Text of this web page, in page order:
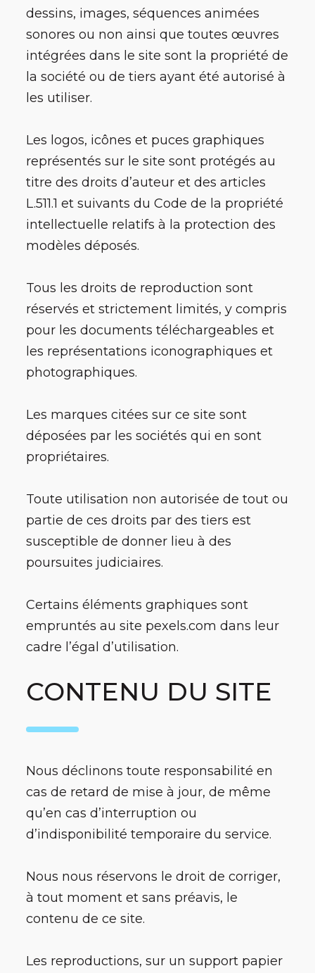
dessins, images, séquences animées
sonores ou non ainsi que toutes œuvres
intégrées dans le site sont la propriété de
la société ou de tiers ayant été autorisé à
les utiliser.
Les logos, icônes et puces graphiques
représentés sur le site sont protégés au
titre des droits d’auteur et des articles
L.511.1 et suivants du Code de la propriété
intellectuelle relatifs à la protection des
modèles déposés.
Tous les droits de reproduction sont
réservés et strictement limités, y compris
pour les documents téléchargeables et
les représentations iconographiques et
photographiques.
Les marques citées sur ce site sont
déposées par les sociétés qui en sont
propriétaires.
Toute utilisation non autorisée de tout ou
partie de ces droits par des tiers est
susceptible de donner lieu à des
poursuites judiciaires.
Certains éléments graphiques sont
empruntés au site pexels.com dans leur
cadre l’égal d’utilisation.
CONTENU DU SITE
Nous déclinons toute responsabilité en
cas de retard de mise à jour, de même
qu’en cas d’interruption ou
d’indisponibilité temporaire du service.
Nous nous réservons le droit de corriger,
à tout moment et sans préavis, le
contenu de ce site.
Les reproductions, sur un support papier